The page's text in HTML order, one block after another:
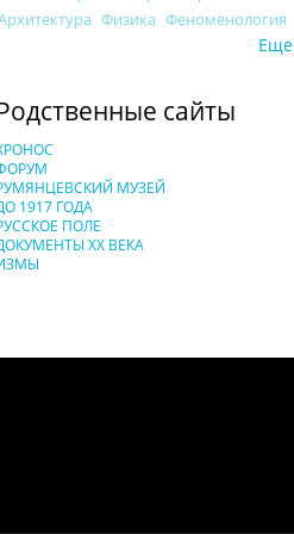
Физика Феноменология
Еще
сайты
МУЗЕЙ
1917 ГОДА
ПОЛЕ
XX ВЕКА